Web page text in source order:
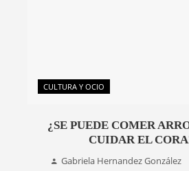
CULTURA Y OCIO
¿SE PUEDE COMER
CUIDAR EL
Gabriela Hernandez González